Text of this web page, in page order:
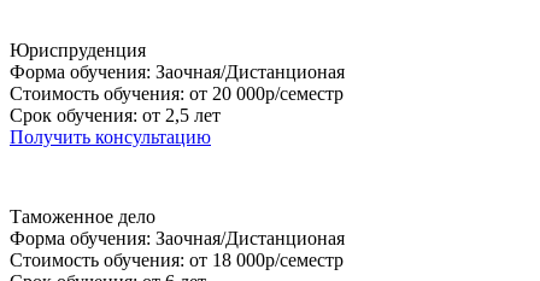
Юриспруденция
Форма обучения: Заочная/Дистанционая
Стоимость обучения: от 20 000р/семестр
Срок обучения: от 2,5 лет
Получить консультацию
Таможенное дело
Форма обучения: Заочная/Дистанционая
Стоимость обучения: от 18 000р/семестр